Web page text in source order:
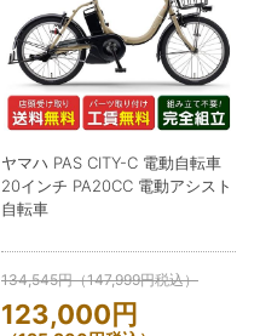
ヤマハ PAS CITY-C 電動自転車
20インチ PA20CC 電動アシスト
自転車
134,545円（147,999円税込）
123,000円